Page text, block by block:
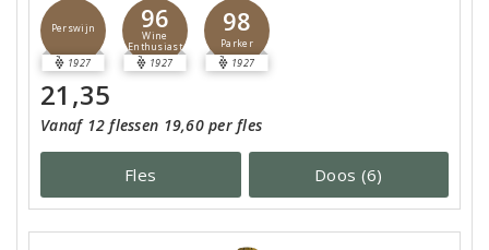
Perswijn
1927
96
Wine
Enthusiast
1927
98
Parker
1927
21,35
Vanaf 12 flessen 19,60 per fles
Fles Doos (6)